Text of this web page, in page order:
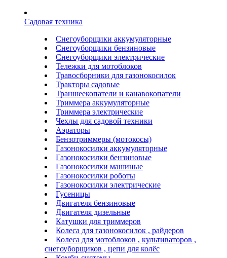
Садовая техника
Снегоуборщики аккумуляторные
Снегоуборщики бензиновые
Снегоуборщики электрические
Тележки для мотоблоков
Травосборники для газонокосилок
Тракторы садовые
Траншеекопатели и канавокопатели
Триммера аккумуляторные
Триммера электрические
Чехлы для садовой техники
Аэраторы
Бензотриммеры (мотокосы)
Газонокосилки аккумуляторные
Газонокосилки бензиновые
Газонокосилки машиные
Газонокосилки роботы
Газонокосилки электрические
Гусеницы
Двигателя бензиновые
Двигателя дизельные
Катушки для триммеров
Колеса для газонокосилок , райдеров
Колеса для мотоблоков , культиваторов ,
снегоуборщиков , цепи для колёс